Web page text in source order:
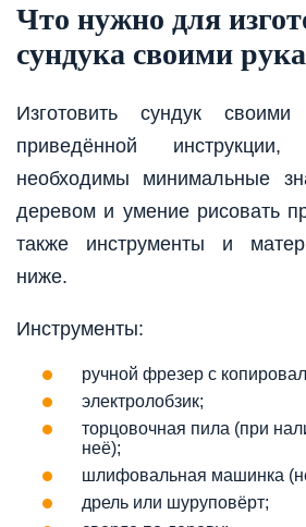
Что нужно для
сундука своими
Изготовить сундук
приведённой
необходимы минимальные
деревом и умение рисовать
также инструменты и
ниже.
Инструменты:
ручной фрезер с
электролобзик;
торцовочная пила (при
неё);
шлифовальная машинка
дрель или шуруповёрт;